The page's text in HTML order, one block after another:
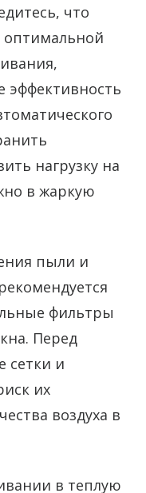
что
оптимальной
эффективность
нагрузку на
в жаркую
пыли и
фильтры
Перед
сетки и
их
воздуха в
в теплую